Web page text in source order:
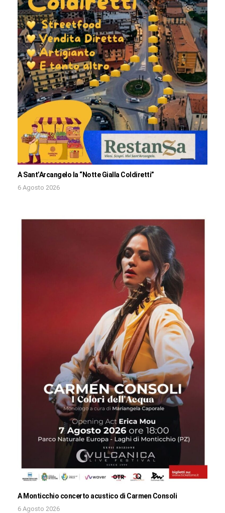
A Sant’Arcangelo la “Notte Gialla Coldiretti”
6 Agosto 2026
A Monticchio concerto acustico di Carmen Consoli
6 Agosto 2026